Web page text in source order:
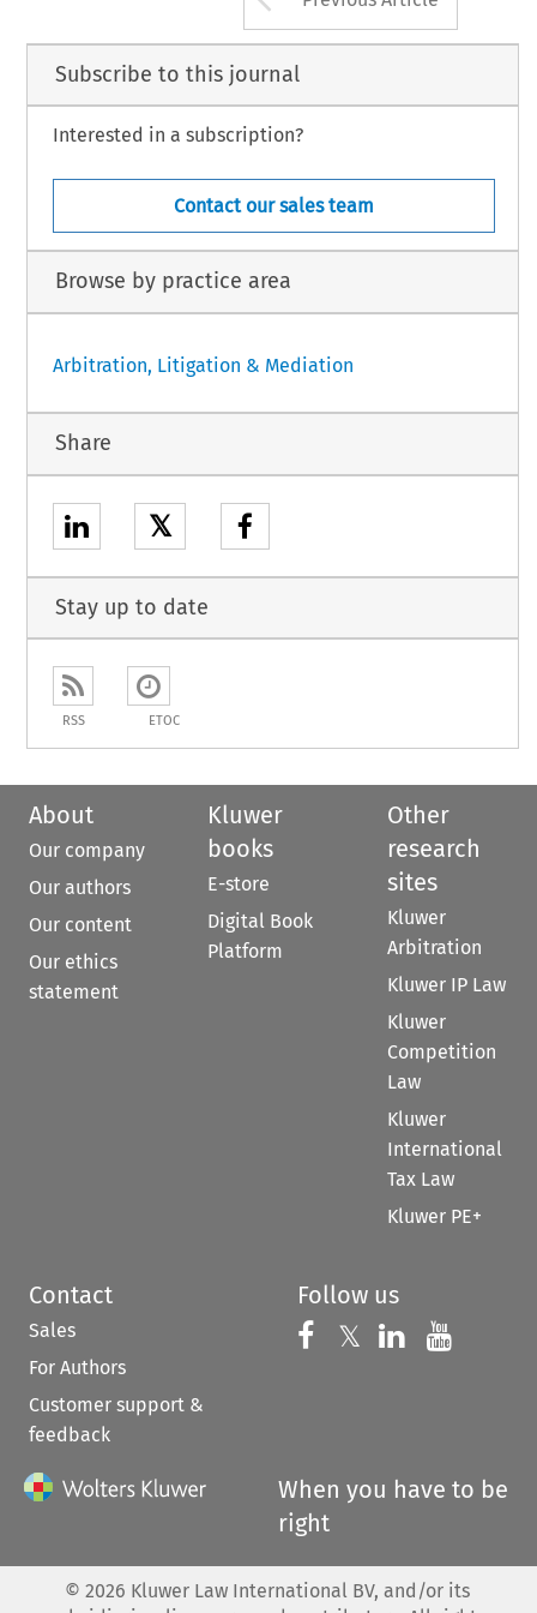
Subscribe to this journal
Interested in a subscription?
Contact our sales team
Browse by practice area
Arbitration, Litigation & Mediation
Share
𝕏
Stay up to date
RSS ETOC
About
Our company
Our authors
Our content
Our ethics
statement
Kluwer
books
E-store
Digital Book
Platform
Other
research
sites
Kluwer
Arbitration
Kluwer IP Law
Kluwer
Competition
Law
Kluwer
International
Tax Law
Kluwer PE+
Contact
Sales
For Authors
Customer support &
feedback
Follow us
Follow us on
𝕏 Follow us on
Follow us
When you have to be
right
© 2026 Kluwer Law International BV, and/or its